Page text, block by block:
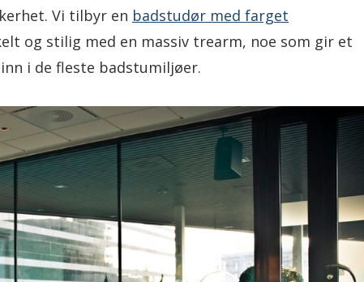
Vi tilbyr en badstudør med farget
og stilig med en massiv trearm, noe som gir et
i de fleste badstumiljøer.